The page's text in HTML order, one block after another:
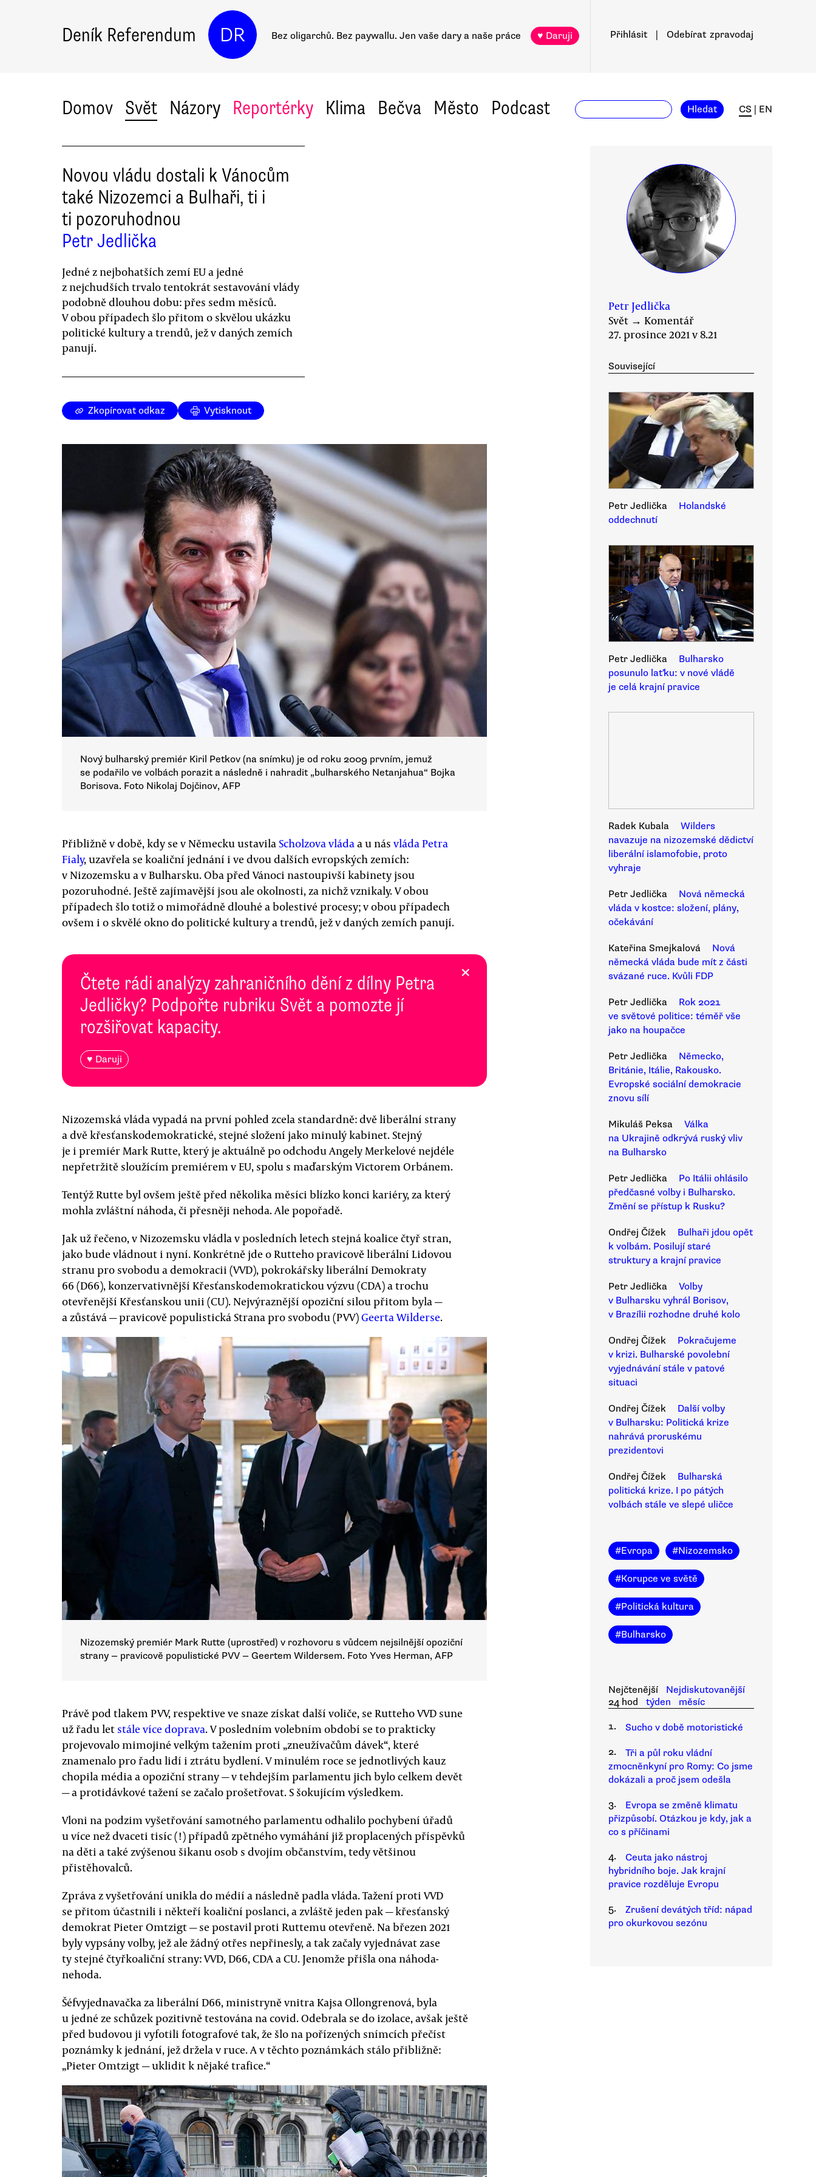
Deník Referendum DR Bez oligarchů. Bez paywallu. Jen vaše dary a naše práce ♥ Daruji Přihlásit Odebírat zpravodaj
Domov Svět Názory Reportérky Klima Bečva Město Podcast Hledat CS EN
Novou vládu dostali k Vánocům
také Nizozemci a Bulhaři, ti i
ti pozoruhodnou
Petr Jedlička
Jedné z nejbohatších zemí EU a jedné
z nejchudších trvalo tentokrát sestavování vlády
podobně dlouhou dobu: přes sedm měsíců.
V obou případech šlo přitom o skvělou ukázku
politické kultury a trendů, jež v daných zemích
panují.
Zkopírovat odkaz Vytisknout
Nový bulharský premiér Kiril Petkov (na snímku) je od roku 2009 prvním, jemuž
se podařilo ve volbách porazit a následně i nahradit „bulharského Netanjahua“ Bojka
Borisova. Foto Nikolaj Dojčinov, AFP
Přibližně v době, kdy se v Německu ustavilaScholzova vládaa u nás vláda Petra
Fialy, uzavřela se koaliční jednání i ve dvou dalších evropských zemích:
v Nizozemsku a v Bulharsku. Oba před Vánoci nastoupivší kabinety jsou
pozoruhodné. Ještě zajímavější jsou ale okolnosti, za nichž vznikaly. V obou
případech šlo totiž o mimořádně dlouhé a bolestivé procesy; v obou případech
ovšem i o skvělé okno do politické kultury a trendů, jež v daných zemích panují.
Čtete rádi analýzy zahraničního dění z dílny Petra
Jedličky? Podpořte rubriku Svět a pomozte jí
rozšiřovat kapacity.
♥ Daruji
×
Nizozemská vláda vypadá na první pohled zcela standardně: dvě liberální strany
a dvě křesťanskodemokratické, stejné složení jako minulý kabinet. Stejný
je i premiér Mark Rutte, který je aktuálně po odchodu Angely Merkelové nejdéle
nepřetržitě sloužícím premiérem v EU, spolu s maďarským Victorem Orbánem.
Tentýž Rutte byl ovšem ještě před několika měsíci blízko konci kariéry, za který
mohla zvláštní náhoda, či přesněji nehoda. Ale popořadě.
Jak už řečeno, v Nizozemsku vládla v posledních letech stejná koalice čtyř stran,
jako bude vládnout i nyní. Konkrétně jde o Rutteho pravicově liberální Lidovou
stranu pro svobodu a demokracii (VVD), pokrokářsky liberální Demokraty
66 (D66), konzervativnější Křesťanskodemokratickou výzvu (CDA) a trochu
otevřenější Křesťanskou unii (CU). Nejvýraznější opoziční silou přitom byla —
a zůstává — pravicově populistická Strana pro svobodu (PVV)Geerta Wilderse.
Nizozemský premiér Mark Rutte (uprostřed) v rozhovoru s vůdcem nejsilnější opoziční
strany — pravicově populistické PVV — Geertem Wildersem. Foto Yves Herman, AFP
Právě pod tlakem PVV, respektive ve snaze získat další voliče, se Rutteho VVD sune
už řadu let stále více doprava. V posledním volebním období se to prakticky
projevovalo mimojiné velkým tažením proti „zneužívačům dávek“, které
znamenalo pro řadu lidí i ztrátu bydlení. V minulém roce se jednotlivých kauz
chopila média a opoziční strany — v tehdejším parlamentu jich bylo celkem devět
— a protidávkové tažení se začalo prošetřovat. S šokujícím výsledkem.
Vloni na podzim vyšetřování samotného parlamentu odhalilo pochybení úřadů
u více než dvaceti tisíc (!) případů zpětného vymáhání již proplacených příspěvků
na děti a také zvýšenou šikanu osob s dvojím občanstvím, tedy většinou
přistěhovalců.
Zpráva z vyšetřování unikla do médií a následně padla vláda. Tažení proti VVD
se přitom účastnili i někteří koaliční poslanci, a zvláště jeden pak — křesťanský
demokrat Pieter Omtzigt — se postavil proti Ruttemu otevřeně. Na březen 2021
byly vypsány volby, jež ale žádný otřes nepřinesly, a tak začaly vyjednávat zase
ty stejné čtyřkoaliční strany: VVD, D66, CDA a CU. Jenomže přišla ona náhoda-
nehoda.
Šéfvyjednavačka za liberální D66, ministryně vnitra Kajsa Ollongrenová, byla
u jedné ze schůzek pozitivně testována na covid. Odebrala se do izolace, avšak ještě
před budovou ji vyfotili fotografové tak, že šlo na pořízených snímcích přečíst
poznámky k jednání, jež držela v ruce. A v těchto poznámkách stálo přibližně:
„Pieter Omtzigt — uklidit k nějaké trafice.“
Petr Jedlička
Svět → Komentář
27. prosince 2021 v 8.21
Související
Petr Jedlička
Holandské
oddechnutí
Petr Jedlička
Bulharsko
posunulo laťku: v nové vládě
je celá krajní pravice
Radek Kubala
Wilders
navazuje na nizozemské dědictví
liberální islamofobie, proto
vyhraje
Petr Jedlička
Nová německá
vláda v kostce: složení, plány,
očekávání
Kateřina Smejkalová
Nová
německá vláda bude mít z části
svázané ruce. Kvůli FDP
Petr Jedlička
Rok 2021
ve světové politice: téměř vše
jako na houpačce
Petr Jedlička
Německo,
Británie, Itálie, Rakousko.
Evropské sociální demokracie
znovu sílí
Mikuláš Peksa
Válka
na Ukrajině odkrývá ruský vliv
na Bulharsko
Petr Jedlička
Po Itálii ohlásilo
předčasné volby i Bulharsko.
Změní se přístup k Rusku?
Ondřej Čížek
Bulhaři jdou opět
k volbám. Posilují staré
struktury a krajní pravice
Petr Jedlička
Volby
v Bulharsku vyhrál Borisov,
v Brazílii rozhodne druhé kolo
Ondřej Čížek
Pokračujeme
v krizi. Bulharské povolební
vyjednávání stále v patové
situaci
Ondřej Čížek
Další volby
v Bulharsku: Politická krize
nahrává proruskému
prezidentovi
Ondřej Čížek
Bulharská
politická krize. I po pátých
volbách stále ve slepé uličce
#Evropa #Nizozemsko
#Korupce ve světě
#Politická kultura
#Bulharsko
Nejčtenější
Nejdiskutovanější
24 hod
týden
měsíc
1.
Sucho v době motoristické
2.
Tři a půl roku vládní
zmocněnkyní pro Romy: Co jsme
dokázali a proč jsem odešla
3.
Evropa se změně klimatu
přizpůsobí. Otázkou je kdy, jak a
co s příčinami
4.
Ceuta jako nástroj
hybridního boje. Jak krajní
pravice rozděluje Evropu
5.
Zrušení devátých tříd: nápad
pro okurkovou sezónu